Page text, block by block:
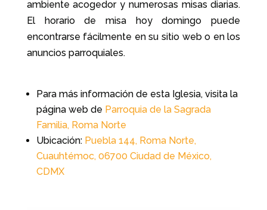
ambiente acogedor y numerosas misas diarias.
El horario de misa hoy domingo puede
encontrarse fácilmente en su sitio web o en los
anuncios parroquiales.
Para más información de esta Iglesia, visita la
página web de Parroquia de la Sagrada
Familia, Roma Norte
Ubicación: Puebla 144, Roma Norte,
Cuauhtémoc, 06700 Ciudad de México,
CDMX